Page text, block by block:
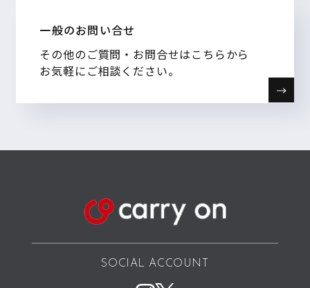
一般のお問い合せ
その他のご質問・お問合せはこちらから
お気軽にご相談ください。
SOCIAL ACCOUNT